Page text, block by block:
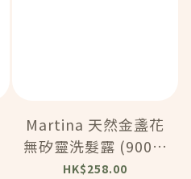
Martina 天然金盞花
無矽靈洗髮露 (900m
l) (BC170)
HK$258.00